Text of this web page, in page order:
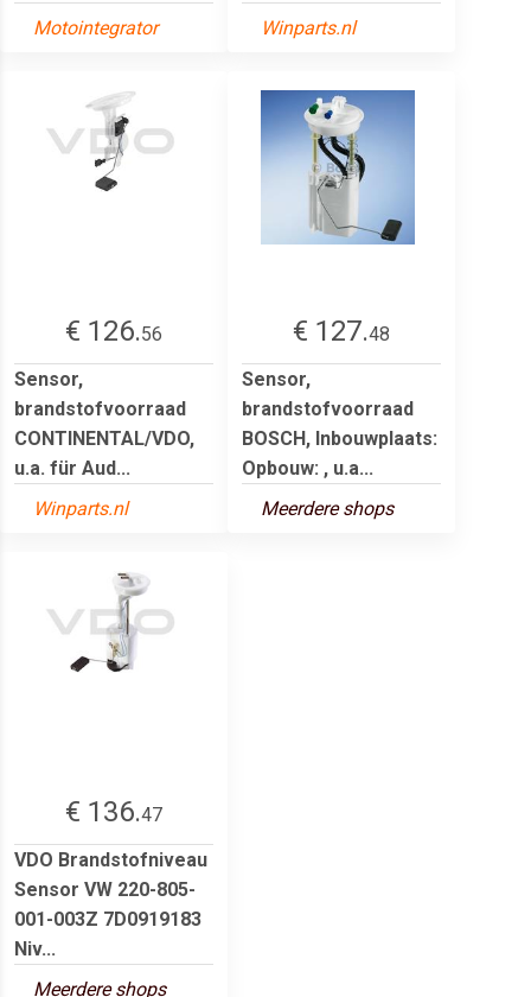
Motointegrator
Winparts.nl
€ 126.56
Sensor,
brandstofvoorraad
CONTINENTAL/VDO,
u.a. für Aud...
Winparts.nl
€ 127.48
Sensor,
brandstofvoorraad
BOSCH, Inbouwplaats:
Opbouw: , u.a...
Meerdere shops
€ 136.47
VDO Brandstofniveau
Sensor VW 220-805-
001-003Z 7D0919183
Niv...
Meerdere shops